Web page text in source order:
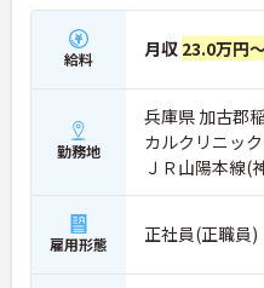
給料 月収 23.0万円
勤務地
兵庫県 加古郡
カルクリニッ
ＪＲ山陽本線(
車9分
雇用形態 正社員(正職員)